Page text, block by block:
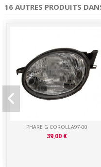
16 AUTRES PRODUITS
PHARE G COROLLA97-00
39,00 €